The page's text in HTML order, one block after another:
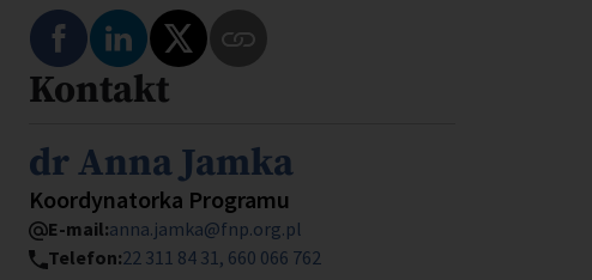
Podziel się na Facebooku
Podziel się na LinkedIn
Podziel się na Twitterze
Kontakt
Imię i nazwisko
dr Anna Jamka
Stanowisko
Koordynatorka Programu
E-mail:anna.jamka@fnp.org.pl
Telefon:22 311 84 31 660 066 762